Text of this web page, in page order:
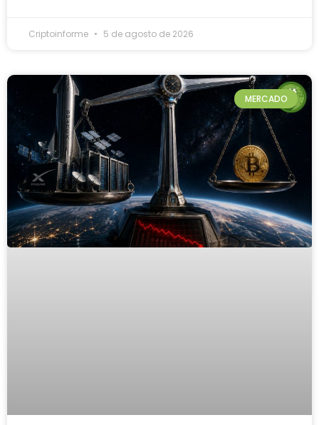
Criptoinforme 5 de agosto de 2026
MERCADO